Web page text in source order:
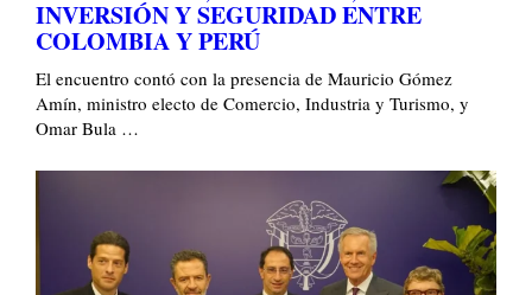
INVERSIÓN Y SEGURIDAD ENTRE
COLOMBIA Y PERÚ
El encuentro contó con la presencia de Mauricio Gómez
Amín, ministro electo de Comercio, Industria y Turismo, y
Omar Bula …